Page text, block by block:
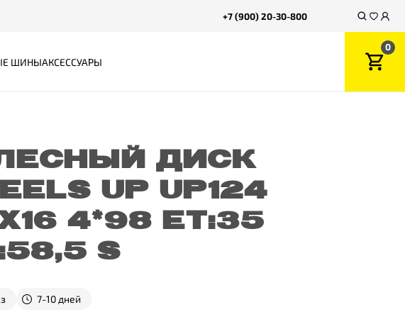
+7 (900) 20-30-800
ШИНЫАКСЕССУАРЫ
0
ДИСК
UP UP124
4*98 ET:35
S
7-10 дней